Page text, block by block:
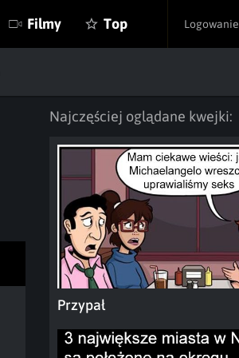
Logowanie
Filmy Top
Najczęściej oglądane kwejki:
Przypał